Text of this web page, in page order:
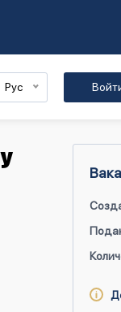
Рус